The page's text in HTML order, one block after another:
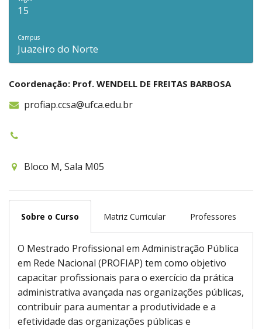
15
Campus
Juazeiro do Norte
Coordenação: Prof. WENDELL DE FREITAS BARBOSA
profiap.ccsa@ufca.edu.br
Bloco M, Sala M05
Sobre o Curso Matriz Curricular Professores
O Mestrado Profissional em Administração Pública
em Rede Nacional (PROFIAP) tem como objetivo
capacitar profissionais para o exercício da prática
administrativa avançada nas organizações públicas,
contribuir para aumentar a produtividade e a
efetividade das organizações públicas e